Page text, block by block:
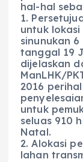
hal-hal
1.
untuk lokasi
sinunukan
tanggal 19
dijelaskan
ManLHK/
2016
untuk
seluas 910
Natal.
2. Alokasi
lahan